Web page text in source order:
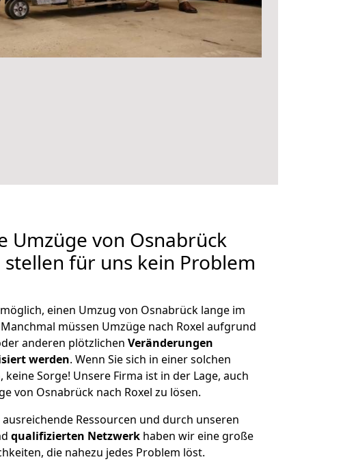
Umzüge von Osnabrück
stellen für uns kein Problem
einen Umzug von Osnabrück lange im
müssen Umzüge nach Roxel aufgrund
anderen plötzlichen Veränderungen
werden. Wenn Sie sich in einer solchen
Sorge! Unsere Firma ist in der Lage, auch
von Osnabrück nach Roxel zu lösen.
Ressourcen und durch unseren
qualifizierten Netzwerk haben wir eine große
die nahezu jedes Problem löst.